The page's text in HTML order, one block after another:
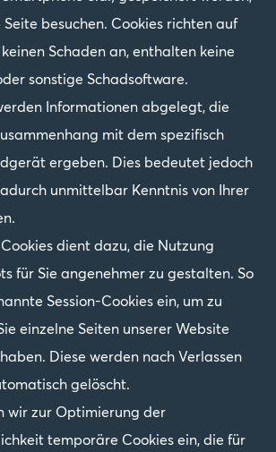
Seite besuchen. Cookies richten auf
Schaden an, enthalten keine
sonstige Schadsoftware.
Informationen abgelegt, die
mit dem spezifisch
ergeben. Dies bedeutet jedoch
unmittelbar Kenntnis von Ihrer
dient dazu, die Nutzung
für Sie angenehmer zu gestalten. So
Session-Cookies ein, um zu
einzelne Seiten unserer Website
Diese werden nach Verlassen
gelöscht.
wir zur Optimierung der
temporäre Cookies ein, die für